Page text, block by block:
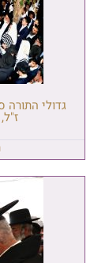
גדולי